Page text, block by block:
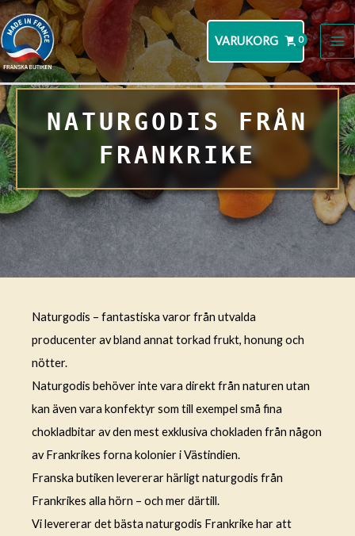
Hoppa
till
innehåll
VARUKORG
NATURGODIS FRÅN
FRANKRIKE
Naturgodis – fantastiska varor från utvalda
producenter av bland annat torkad frukt, honung och
nötter.
Naturgodis behöver inte vara direkt från naturen utan
kan även vara konfektyr som till exempel små fina
chokladbitar av den mest exklusiva chokladen från någon
av Frankrikes forna kolonier i Västindien.
Franska butiken levererar härligt naturgodis från
Frankrikes alla hörn – och mer därtill.
Vi levererar det bästa naturgodis Frankrike har att